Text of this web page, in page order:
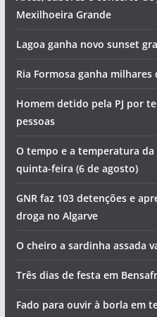
Mexilhoeira Grande
Lagoa ganha novo sunset
Ria Formosa ganha milhares
Homem detido pela PJ por
pessoas
O tempo e a temperatura
quinta-feira (6 de agosto)
GNR faz 103 detenções e
droga no Algarve
O cheiro a sardinha assada
Três dias de festa em
Fado para ouvir à borla em